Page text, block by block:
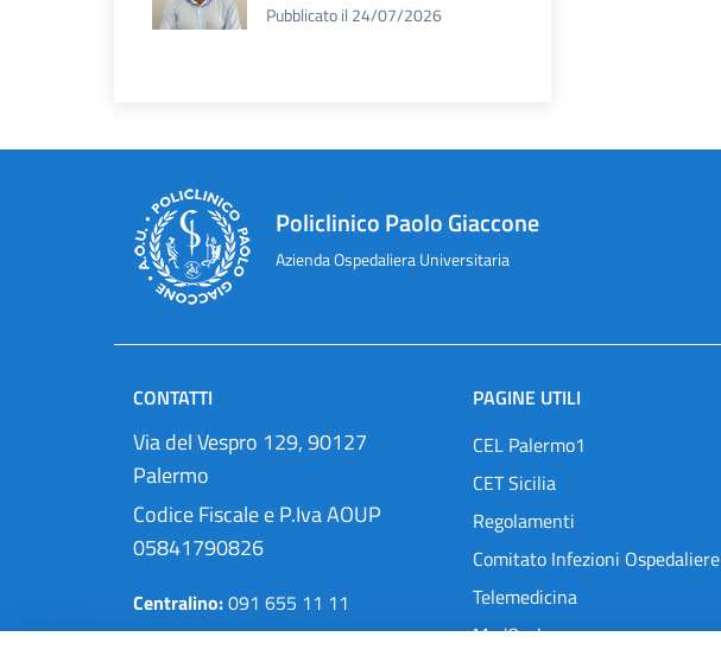
Pubblicato il 24/07/2026
Policlinico Paolo Giaccone
Azienda Ospedaliera Universitaria
CONTATTI
Via del Vespro 129, 90127
Palermo
Codice Fiscale e P.Iva AOUP
05841790826
Centralino:091 655 11 11
Pec:protocollo@cert.policlinico.pa.it
PAGINE UTILI
CEL Palermo1
CET Sicilia
Regolamenti
Comitato Infezioni Ospedaliere
Telemedicina
MedOral